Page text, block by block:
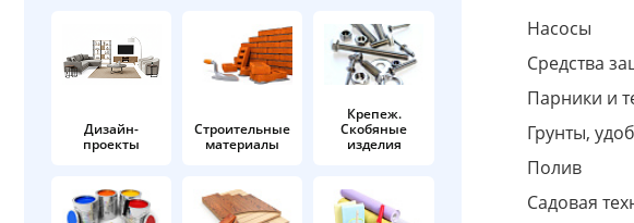
Дизайн-
проекты
Строительные
материалы
Крепеж.
Скобяные
изделия
Насосы
Средства
Парники и
Грунты,
Полив
Садовая
Для клиентов всех
Разбейте
на части
График